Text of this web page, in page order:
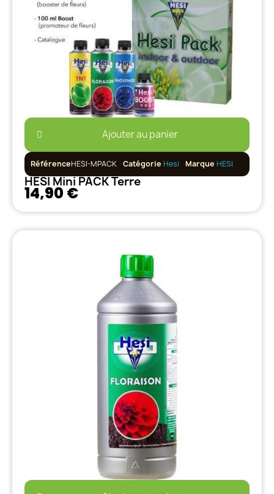
Ajouter au panier
RéférenceHESI-MPACK Catégorie Hesi Marque HESI
HESI Mini PACK Terre
14,90 €